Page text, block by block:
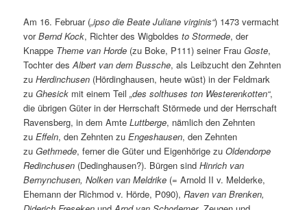
Am 16. Februar („ipso die Beate Juliane virginis“) 1473 vermacht
vorBernd Kock, Richter des Wigboldesto Stormede, der
Knappe Theme van Horde (zu Boke, P111) seiner FrauGoste,
Tochter desAlbert van dem Bussche, als Leibzucht den Zehnten
zuHerdinchusen (Hördinghausen, heute wüst) in der Feldmark
zuGhesick mit einem Teil„des solthuses ton Westerenkotten“,
die übrigen Güter in der Herrschaft Störmede und der Herrschaft
Ravensberg, in dem AmteLuttberge, nämlich den Zehnten
zuEffeln, den Zehnten zuEngeshausen, den Zehnten
zuGethmede, ferner die Güter und Eigenhörige zuOldendorpe
Redinchusen (Dedinghausen?). Bürgen sindHinrich van
Bernynchusen, Nolken van Meldrike (= Arnold II v. Melderke,
Ehemann der Richmod v. Hörde, P090),Raven van Brenken,